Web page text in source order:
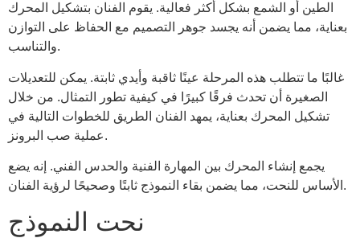
الطين أو الشمع بشكل أكثر فعالية. يقوم الفنان بتشكيل المحرك
بعناية، مما يضمن أنه يجسد جوهر التصميم مع الحفاظ على التوازن
والتناسب.
غالبًا ما تتطلب هذه المرحلة عينًا ثاقبة وأيدي ثابتة. يمكن للتعديلات
الصغيرة أن تحدث فرقًا كبيرًا في كيفية تطور التمثال. من خلال
تشكيل المحرك بعناية، يمهد الفنان الطريق للخطوات التالية في
عملية صب البرونز.
يجمع إنشاء المحرك بين المهارة الفنية والحدس الفني. إنه يضع
الأساس للنحت، مما يضمن بقاء النموذج ثابتًا وصحيحًا لرؤية الفنان.
نحت النموذج